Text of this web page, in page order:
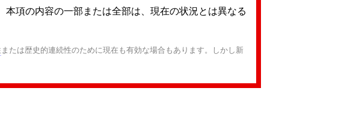
本項の内容の一部または全部は、現在の状況とは異なる
または歴史的連続性のために現在も有効な場合もあります。しかし新